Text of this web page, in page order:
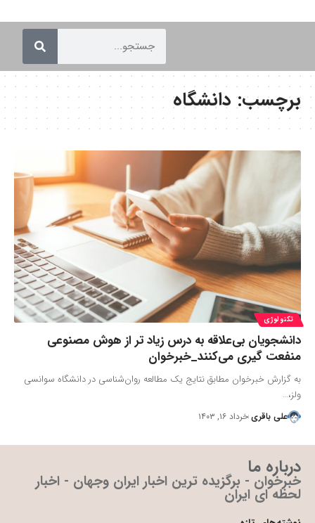
برچسب:دانشگاه
تکنولوژی
دانشجویان بی‌علاقه به درس زیاد تر از هوش مصنوعی
منفعت گیری می‌کنند_خبرخوان
به گزارش خبرخوان مطابق نتایج یک مطالعه روان‌شناسی در دانشگاه سوانسی
ولز،…
علی باقری خرداد ۱۶, ۱۴۰۳
درباره ما
خبرخوان - برگزیده ترین اخبار ایران وجهان - اخبار
لحظه ای ایران